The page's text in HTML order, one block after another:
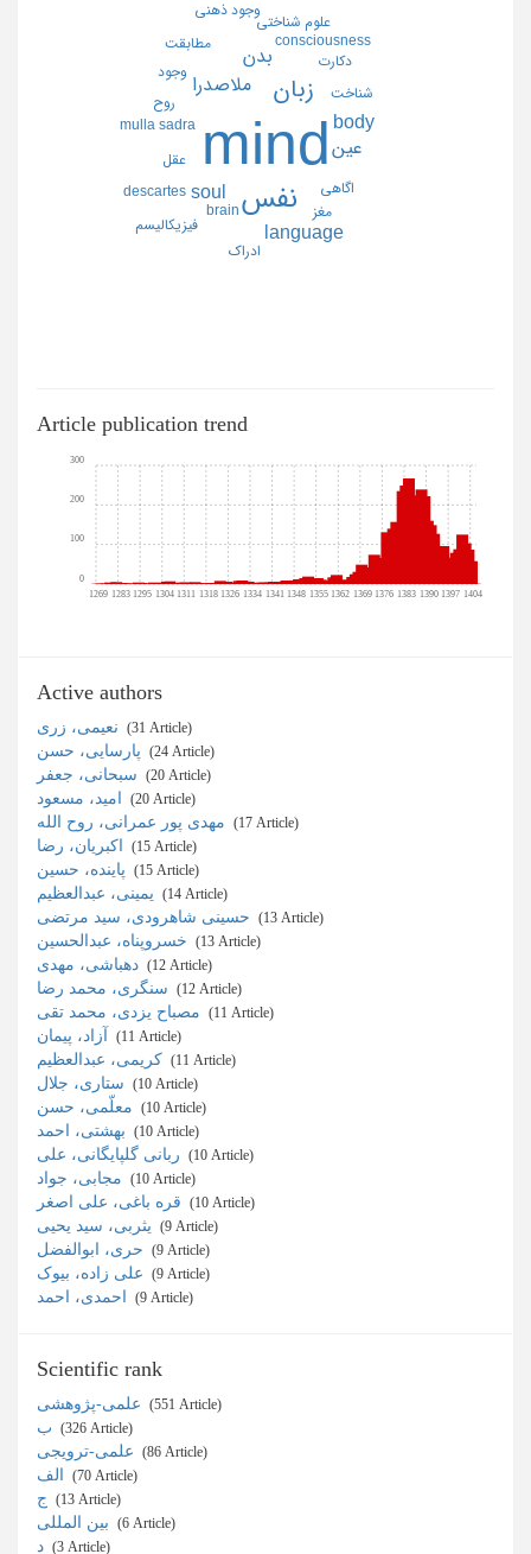
mind
نفس
زبان ملاصدرا
soul
بدن
عين
language
body
اگاهي
شناخت
عقل
mulla sadra
مغز
consciousness
دكارت
brain
روح
علوم شناختي
وجود
descartes
ادراك
فيزيكاليسم
مطابقت
وجود ذهني
Article publication trend
1269 1283 1295 1304 1311 1318 1326 1334 1341 1348 1355 1362 1369 1376 1383 1390 1397 1404
0
100
200
300
Active authors
‎ (31 Article)
‎ (24 Article)
‎ (20 Article)
‎ (20 Article)
‎ (17 Article)
‎ (15 Article)
‎ (15 Article)
‎ (14 Article)
‎ (13 Article)
‎ (13 Article)
‎ (12 Article)
‎ (12 Article)
‎ (11 Article)
‎ (11 Article)
‎ (11 Article)
‎ (10 Article)
‎ (10 Article)
‎ (10 Article)
‎ (10 Article)
‎ (10 Article)
‎ (10 Article)
‎ (9 Article)
‎ (9 Article)
‎ (9 Article)
‎ (9 Article)
Scientific rank
‎ (551 Article)
‎ (326 Article)
‎ (86 Article)
‎ (70 Article)
‎ (13 Article)
‎ (6 Article)
‎ (3 Article)